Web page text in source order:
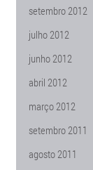
setembro 2012
julho 2012
junho 2012
abril 2012
março 2012
setembro 2011
agosto 2011